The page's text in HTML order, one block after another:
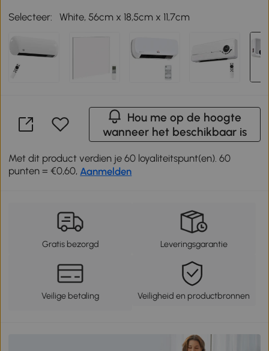
Selecteer: White, 56cm x 18,5cm x 11,7cm
Hou me op de hoogte
wanneer het beschikbaar is
Met dit product verdien je 60 loyaliteitspunt(en). 60
punten = €0,60, Aanmelden
Gratis bezorgd Leveringsgarantie
Veilige betaling Veiligheid en productbronnen